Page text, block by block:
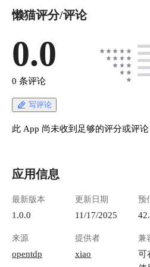
懒猫评分/评论
0.0
0 条评论
写评论
此 App 尚未收到足够的评分或评论
应用信息
最新版本
1.0.0
更新日期
11/17/2025
预
来源
opentdp
提供者
xiao
兼
可